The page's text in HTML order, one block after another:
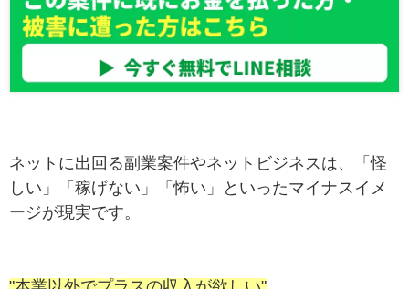
ネットに出回る副業案件やネットビジネスは、「怪
しい」「稼げない」「怖い」といったマイナスイメ
ージが現実です。